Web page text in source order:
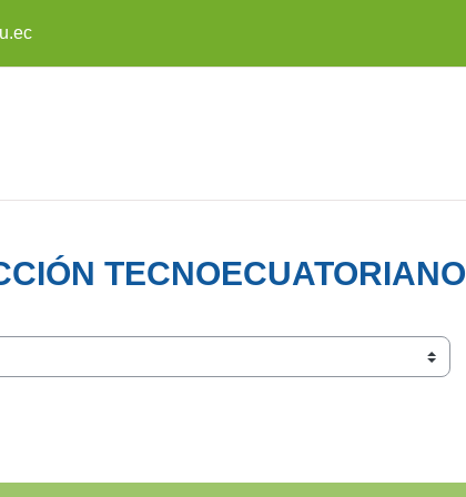
TECNOECUATORIANO